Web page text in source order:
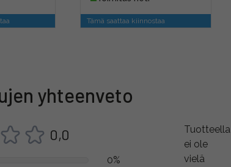
Tämä saattaa kiinnostaa
yhteenveto
0,0
0%
Tuotteella
ei ole
vielä